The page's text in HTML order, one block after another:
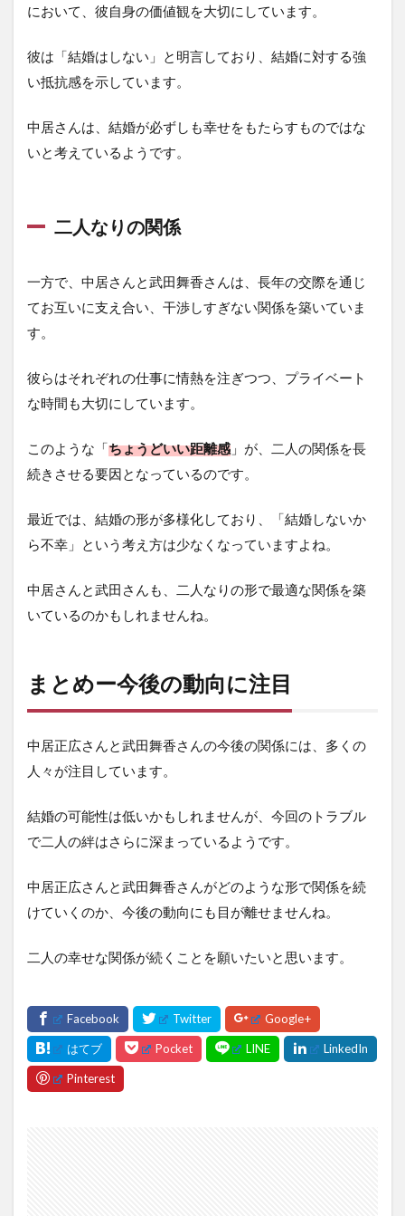
において、彼自身の価値観を大切にしています。
彼は「結婚はしない」と明言しており、結婚に対する強
い抵抗感を示しています。
中居さんは、結婚が必ずしも幸せをもたらすものではな
いと考えているようです。
二人なりの関係
一方で、中居さんと武田舞香さんは、長年の交際を通じ
てお互いに支え合い、干渉しすぎない関係を築いていま
す。
彼らはそれぞれの仕事に情熱を注ぎつつ、プライベート
な時間も大切にしています。
このような「ちょうどいい距離感 」が、二人の関係を長
続きさせる要因となっているのです。
最近では、結婚の形が多様化しており、「結婚しないか
ら不幸」という考え方は少なくなっていますよね。
中居さんと武田さんも、二人なりの形で最適な関係を築
いているのかもしれませんね。
まとめー今後の動向に注目
中居正広さんと武田舞香さんの今後の関係には、多くの
人々が注目しています。
結婚の可能性は低いかもしれませんが、今回のトラブル
で二人の絆はさらに深まっているようです。
中居正広さんと武田舞香さんがどのような形で関係を続
けていくのか、今後の動向にも目が離せませんね。
二人の幸せな関係が続くことを願いたいと思います。